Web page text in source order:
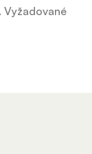
Vyžadované